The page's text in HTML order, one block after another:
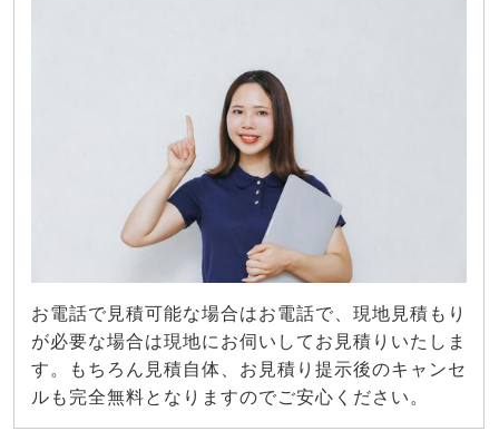
お電話で見積可能な場合はお電話で、現地見積もり
が必要な場合は現地にお伺いしてお見積りいたしま
す。もちろん見積自体、お見積り提示後のキャンセ
ルも完全無料となりますのでご安心ください。